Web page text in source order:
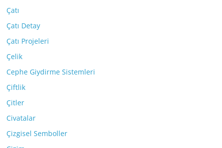
Çatı
Çatı Detay
Çatı Projeleri
Çelik
Cephe Giydirme Sistemleri
Çiftlik
Çitler
Civatalar
Çizgisel Semboller